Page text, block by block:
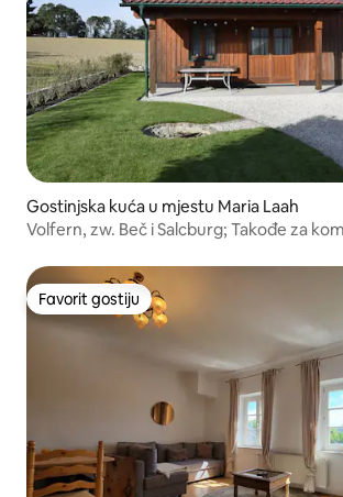
Gostinjska kuća u mjestu Maria Laah
Volfern, zw. Beč i Salcburg; Takođe za
Favorit gostiju
Favorit gostiju